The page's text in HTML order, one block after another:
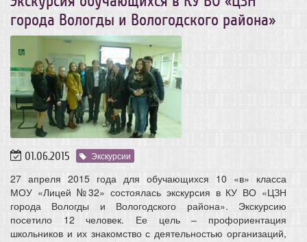
города Вологды и Вологодского района»
01.06.2015 Экскурсии
27 апреля 2015 года для обучающихся 10 «в» класса
МОУ «Лицей №32» состоялась экскурсия в КУ ВО «ЦЗН
города Вологды и Вологодского района». Экскурсию
посетило 12 человек. Ее цель – профориентация
школьников и их знакомство с деятельностью организаций,